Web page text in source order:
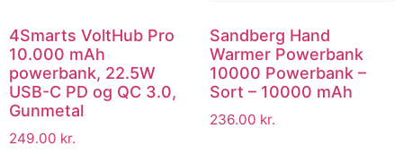
4Smarts VoltHub Pro
10.000 mAh
powerbank, 22.5W
USB-C PD og QC 3.0,
Gunmetal
249.00 kr.
Sandberg Hand
Warmer Powerbank
10000 Powerbank –
Sort – 10000 mAh
236.00 kr.